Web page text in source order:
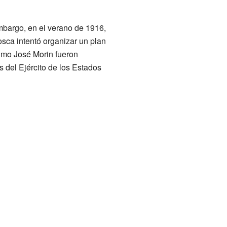
en el verano de 1916,
intentó organizar un plan
José Morin fueron
del Ejército de los Estados